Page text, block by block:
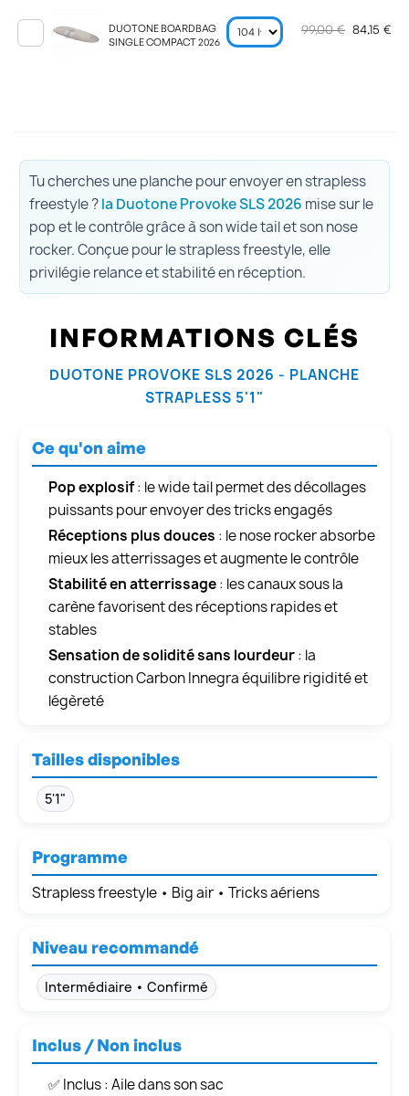
DUOTONE BOARDBAG
SINGLE COMPACT 2026
99,00 € 84,15 €
Tu cherches une planche pour envoyer en strapless
freestyle ?la Duotone Provoke SLS 2026 mise sur le
pop et le contrôle grâce à son wide tail et son nose
rocker. Conçue pour le strapless freestyle, elle
privilégie relance et stabilité en réception.
INFORMATIONS CLÉS
DUOTONE PROVOKE SLS 2026 - PLANCHE
STRAPLESS 5'1"
Ce qu'on aime
Pop explosif: le wide tail permet des décollages
puissants pour envoyer des tricks engagés
Réceptions plus douces : le nose rocker absorbe
mieux les atterrissages et augmente le contrôle
Stabilité en atterrissage: les canaux sous la
carène favorisent des réceptions rapides et
stables
Sensation de solidité sans lourdeur: la
construction Carbon Innegra équilibre rigidité et
légèreté
Tailles disponibles
5'1"
Programme
Strapless freestyle • Big air • Tricks aériens
Niveau recommandé
Intermédiaire • Confirmé
Inclus / Non inclus
✅ Inclus : Aile dans son sac